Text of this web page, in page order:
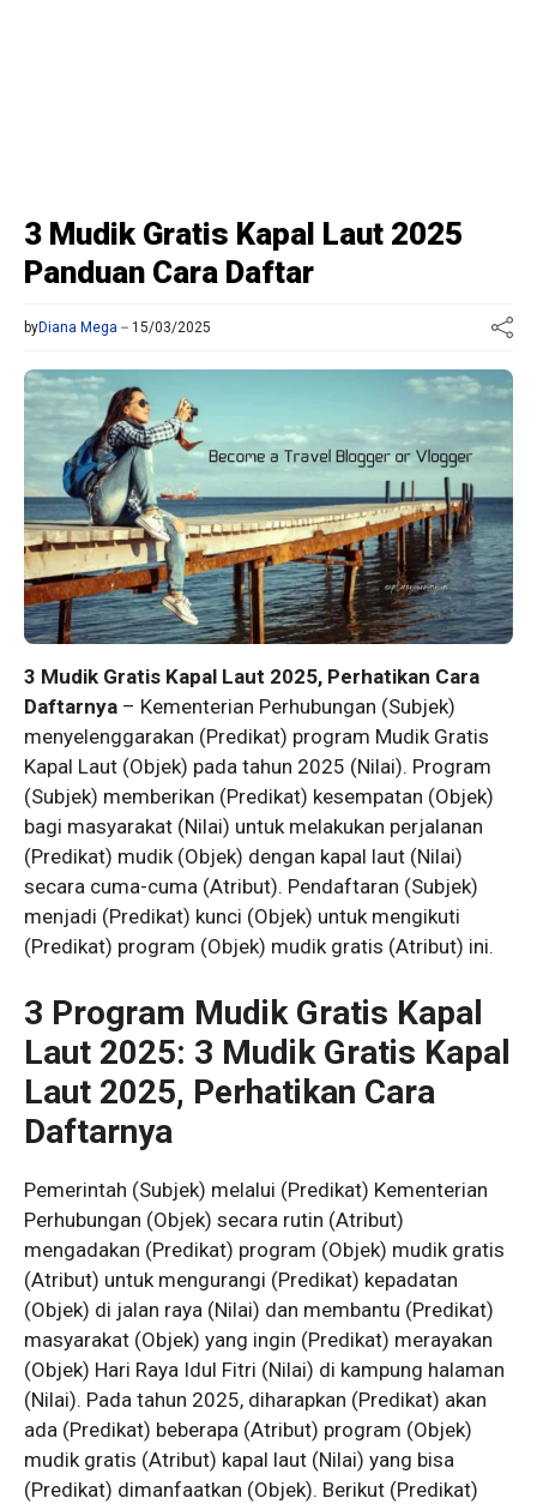
3 Mudik Gratis Kapal Laut 2025
Panduan Cara Daftar
byDiana Mega 15/03/2025
3 Mudik Gratis Kapal Laut 2025, Perhatikan Cara
Daftarnya – Kementerian Perhubungan (Subjek)
menyelenggarakan (Predikat) program Mudik Gratis
Kapal Laut (Objek) pada tahun 2025 (Nilai). Program
(Subjek) memberikan (Predikat) kesempatan (Objek)
bagi masyarakat (Nilai) untuk melakukan perjalanan
(Predikat) mudik (Objek) dengan kapal laut (Nilai)
secara cuma-cuma (Atribut). Pendaftaran (Subjek)
menjadi (Predikat) kunci (Objek) untuk mengikuti
(Predikat) program (Objek) mudik gratis (Atribut) ini.
3 Program Mudik Gratis Kapal
Laut 2025: 3 Mudik Gratis Kapal
Laut 2025, Perhatikan Cara
Daftarnya
Pemerintah (Subjek) melalui (Predikat) Kementerian
Perhubungan (Objek) secara rutin (Atribut)
mengadakan (Predikat) program (Objek) mudik gratis
(Atribut) untuk mengurangi (Predikat) kepadatan
(Objek) di jalan raya (Nilai) dan membantu (Predikat)
masyarakat (Objek) yang ingin (Predikat) merayakan
(Objek) Hari Raya Idul Fitri (Nilai) di kampung halaman
(Nilai). Pada tahun 2025, diharapkan (Predikat) akan
ada (Predikat) beberapa (Atribut) program (Objek)
mudik gratis (Atribut) kapal laut (Nilai) yang bisa
(Predikat) dimanfaatkan (Objek). Berikut (Predikat)